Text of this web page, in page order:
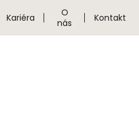
Kariéra
O
nás
Kontakt